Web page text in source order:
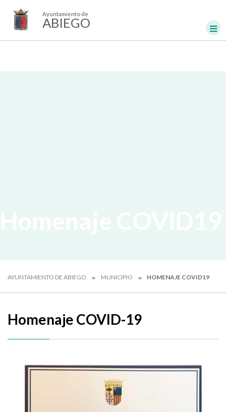
Ayuntamiento de
ABIEGO
AYUNTAMIENTO DE ABIEGO MUNICIPIO HOMENAJE COVID19
Homenaje COVID-19